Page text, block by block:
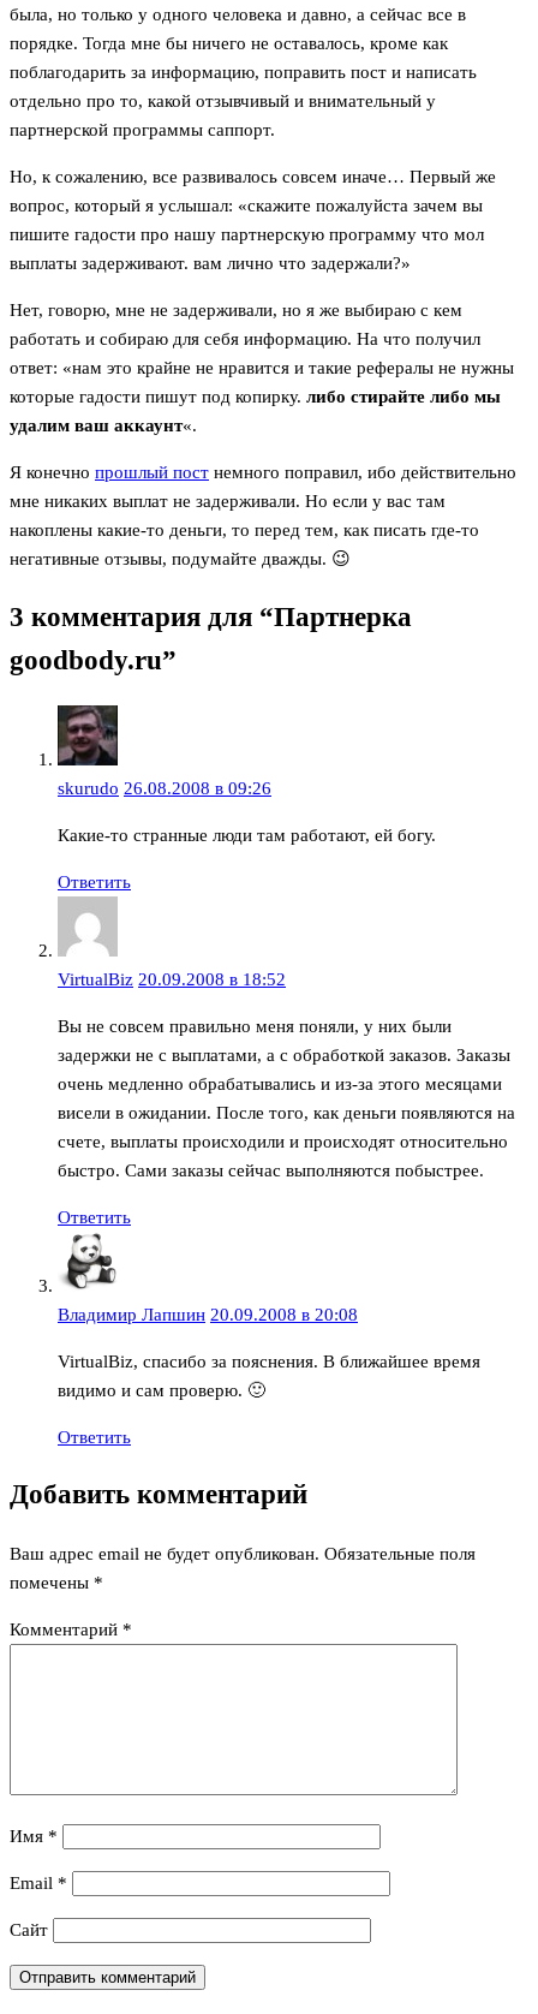
была, но только у одного человека и давно, а сейчас все в
порядке. Тогда мне бы ничего не оставалось, кроме как
поблагодарить за информацию, поправить пост и написать
отдельно про то, какой отзывчивый и внимательный у
партнерской программы саппорт.
Но, к сожалению, все развивалось совсем иначе… Первый же
вопрос, который я услышал: «скажите пожалуйста зачем вы
пишите гадости про нашу партнерскую программу что мол
выплаты задерживают. вам лично что задержали?»
Нет, говорю, мне не задерживали, но я же выбираю с кем
работать и собираю для себя информацию. На что получил
ответ: «нам это крайне не нравится и такие рефералы не нужны
которые гадости пишут под копирку. либо стирайте либо мы
удалим ваш аккаунт«.
Я конечно прошлый пост немного поправил, ибо действительно
мне никаких выплат не задерживали. Но если у вас там
накоплены какие-то деньги, то перед тем, как писать где-то
негативные отзывы, подумайте дважды. 😉
3 комментария для “Партнерка
goodbody.ru”
skurudo 26.08.2008 в 09:26
Какие-то странные люди там работают, ей богу.
Ответить
VirtualBiz 20.09.2008 в 18:52
Вы не совсем правильно меня поняли, у них были
задержки не с выплатами, а с обработкой заказов. Заказы
очень медленно обрабатывались и из-за этого месяцами
висели в ожидании. После того, как деньги появляются на
счете, выплаты происходили и происходят относительно
быстро. Сами заказы сейчас выполняются побыстрее.
Ответить
Владимир Лапшин 20.09.2008 в 20:08
VirtualBiz, спасибо за пояснения. В ближайшее время
видимо и сам проверю. 🙂
Ответить
Добавить комментарий
Ваш адрес email не будет опубликован. Обязательные поля
помечены *
Комментарий *
Имя *
Email *
Сайт